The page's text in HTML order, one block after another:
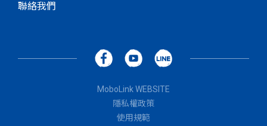
聯絡我們
MoboLink WEBSITE
隱私權政策
使用規範